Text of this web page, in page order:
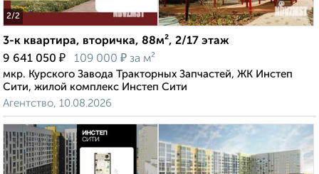
2/2
3-к квартира, вторичка, 88м², 2/17 этаж
9 641 050 ₽ 109 000 ₽ за м²
мкр. Курского Завода Тракторных Запчастей, ЖК Инстеп
Сити, жилой комплекс Инстеп Сити
Агентство, 10.08.2026